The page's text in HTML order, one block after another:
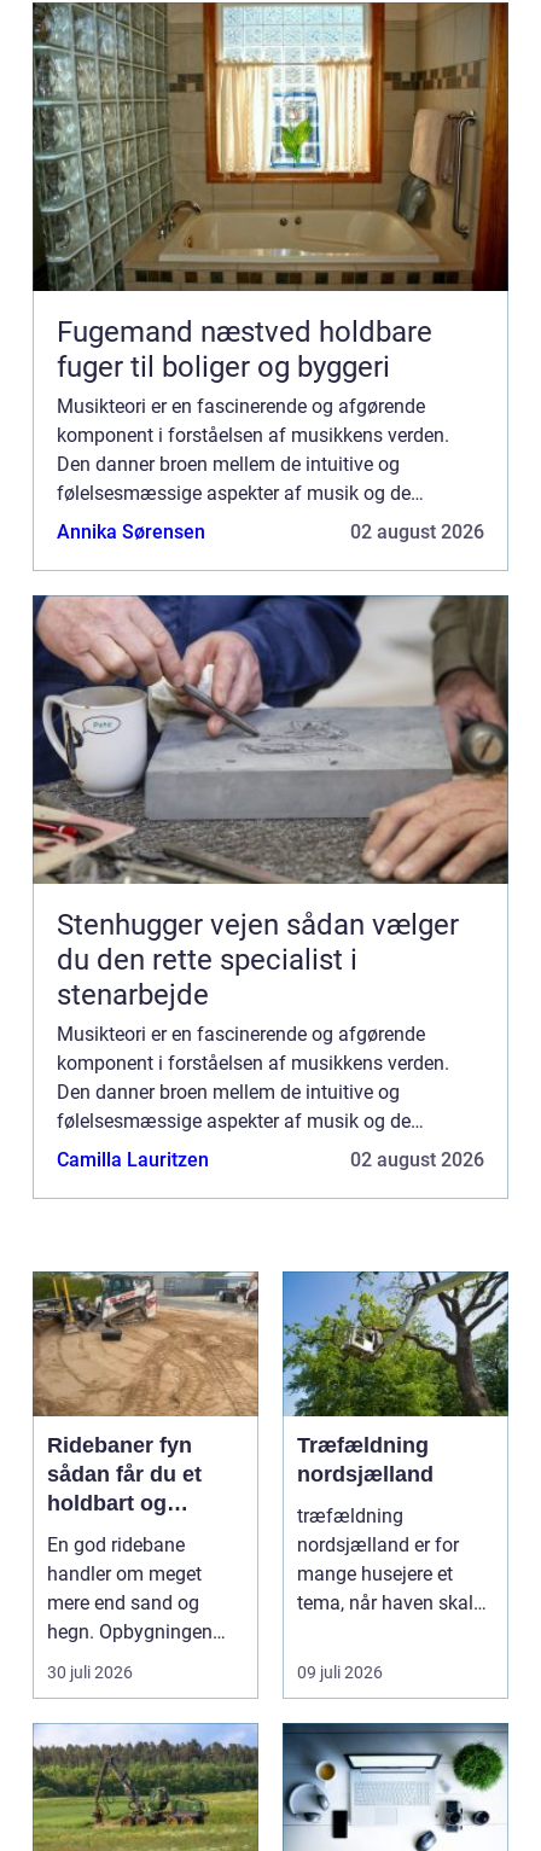
Fugemand næstved holdbare
fuger til boliger og byggeri
Musikteori er en fascinerende og afgørende
komponent i forståelsen af musikkens verden.
Den danner broen mellem de intuitive og
følelsesmæssige aspekter af musik og de
tekniske og videnskabelige principper, som musik
Annika Sørensen 02 august 2026
Stenhugger vejen sådan vælger
du den rette specialist i
stenarbejde
Musikteori er en fascinerende og afgørende
komponent i forståelsen af musikkens verden.
Den danner broen mellem de intuitive og
følelsesmæssige aspekter af musik og de
tekniske og videnskabelige principper, som musik
Camilla Lauritzen 02 august 2026
Ridebaner fyn
sådan får du et
holdbart og
funktionelt
underlag
En god ridebane
handler om meget
mere end sand og
hegn. Opbygningen
under overfladen afgør,
30 juli 2026
Træfældning
nordsjælland
træfældning
nordsjælland er for
mange husejere et
tema, når haven skal
udsigten skal ...
09 juli 2026